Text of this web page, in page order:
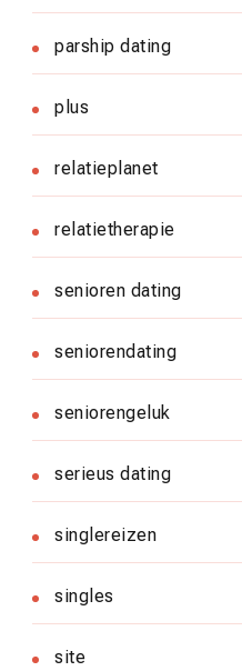
parship dating
plus
relatieplanet
relatietherapie
senioren dating
seniorendating
seniorengeluk
serieus dating
singlereizen
singles
site